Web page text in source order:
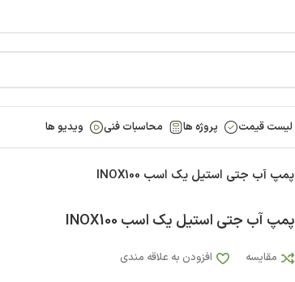
لیست قیمت پروژه ها محاسبات فنی ویدیو ها
پمپ آب جتی استیل یک اسب INOX100
پمپ آب جتی استیل یک اسب INOX100
مقایسه افزودن به علاقه مندی